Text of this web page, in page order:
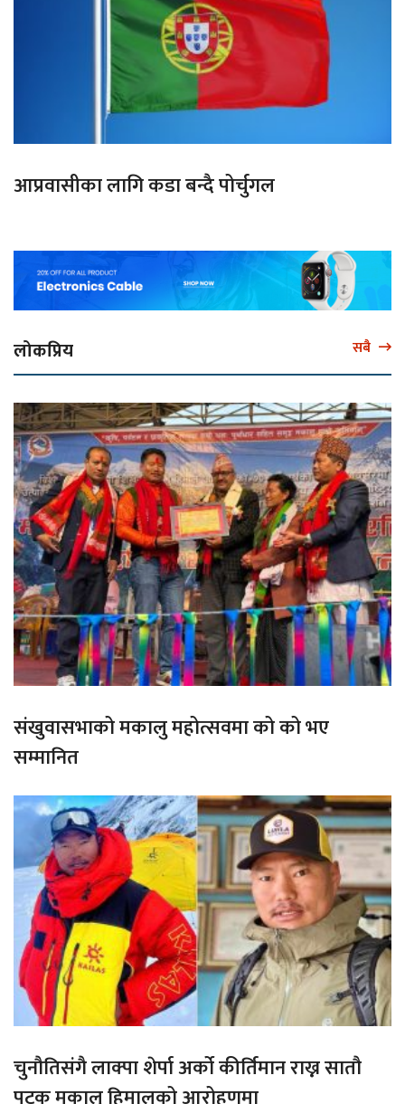
आप्रवासीका लागि कडा बन्दै पोर्चुगल
लोकप्रिय सबै
संखुवासभाको मकालु महोत्सवमा को को भए
सम्मानित
चुनौतिसंगै लाक्पा शेर्पा अर्को कीर्तिमान राख्न सातौ